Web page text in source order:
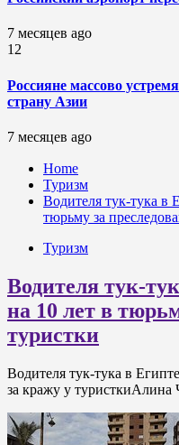
7 месяцев ago
12
Россияне массово
страну Азии
7 месяцев ago
Home
Туризм
Водителя тук-тука в
тюрьму за
Туризм
Водителя тук-
на 10 лет в
туристки
Водителя тук-тука в
за кражу у туристкиАлина